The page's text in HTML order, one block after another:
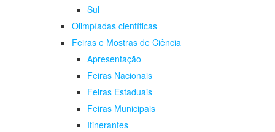
Sul
Olimpíadas científicas
Feiras e Mostras de Ciência
Apresentação
Feiras Nacionais
Feiras Estaduais
Feiras Municipais
Itinerantes